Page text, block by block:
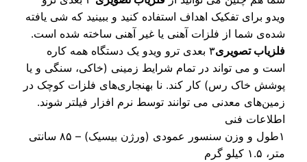
برای تفکیک اهداف استفاده کنید و ببینید که شی یافته
شما از فلزات آهنی یا غیر آهنی ساخته شده است.
تصویری ۳ بعدی ترو ویدو یک دستگاه همه کاره
و می تواند در تمام شرایط زمینی (خاکی، سنگی و یا
خاک رس) کار کند. نا بهنجاری‌های فلزات کوچک در
معدنی می توانند توسط نرم افزار فیلتر شوند.
فنی
۱طول و وزن سنسور عمودی (ورژن بیسیک) – ۸۵ سانتی